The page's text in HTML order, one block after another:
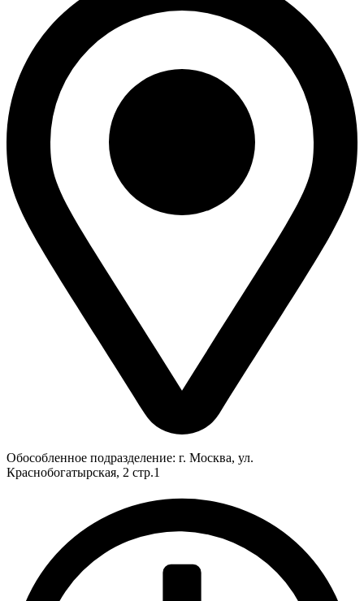
Обособленное подразделение: г. Москва, ул.
Краснобогатырская, 2 стр.1